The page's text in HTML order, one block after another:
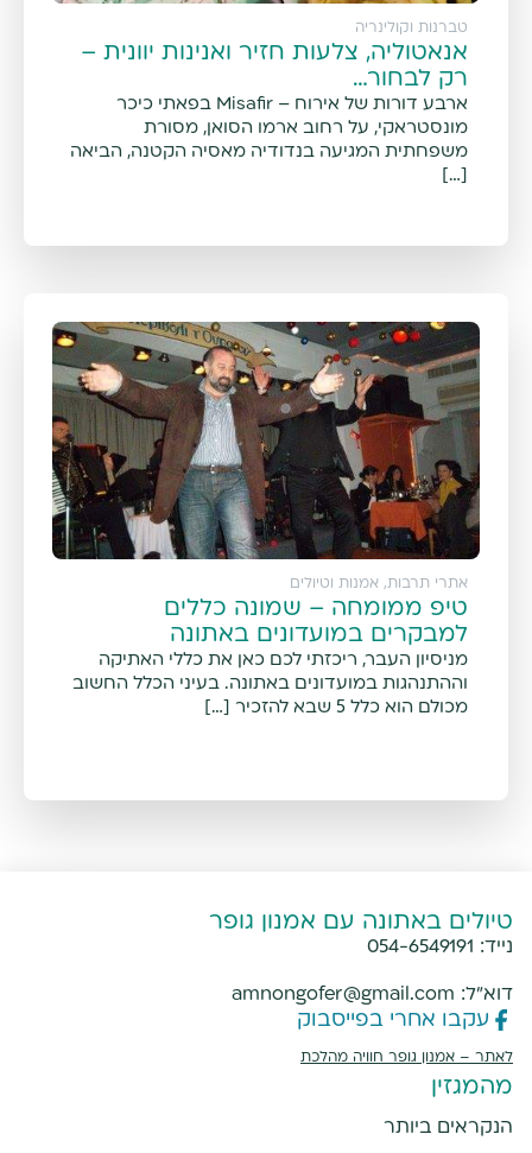
טברנות וקולינריה
אנאטוליה, צלעות חזיר ואנינות יוונית –
רק לבחור…
ארבע דורות של אירוח – Misafir בפאתי כיכר
מונסטראקי, על רחוב ארמו הסואן, מסורת
משפחתית המגיעה בנדודיה מאסיה הקטנה, הביאה
[…]
אתרי תרבות, אמנות וטיולים
טיפ ממומחה – שמונה כללים
למבקרים במועדונים באתונה
מניסיון העבר, ריכזתי לכם כאן את כללי האתיקה
וההתנהגות במועדונים באתונה. בעיני הכלל החשוב
מכולם הוא כלל 5 שבא להזכיר […]
טיולים באתונה עם אמנון גופר
נייד: 054-6549191
דוא"ל: amnongofer@gmail.com
עקבו אחרי בפייסבוק
לאתר – אמנון גופר חוויה מהלכת
מהמגזין
הנקראים ביותר